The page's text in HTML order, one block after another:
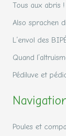
Tous aux abris
Also sprachen
L’envol des
Quand
Pédiluve et
Poules et